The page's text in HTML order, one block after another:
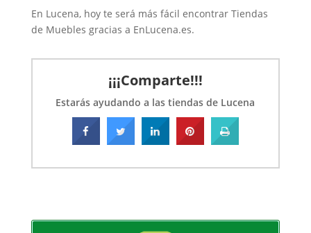
En Lucena, hoy te será más fácil encontrar Tiendas
de Muebles gracias a EnLucena.es.
¡¡¡Comparte!!!
Estarás ayudando a las tiendas de Lucena